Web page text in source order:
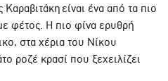
είναι ένα από τα πιο
φέτος. Η πιο φίνα ερυθρή
στα χέρια του Νίκου
ροζέ κρασί που ξεχειλίζει